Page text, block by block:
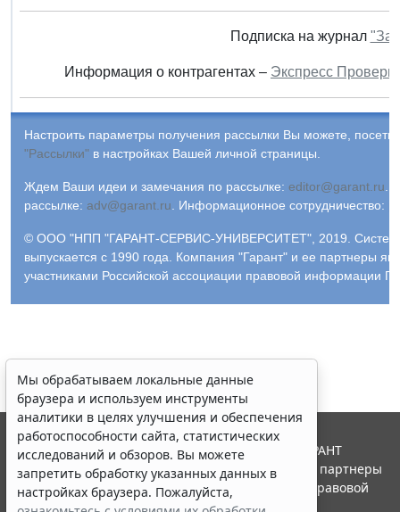
Подписка на журнал
Информация о контрагентах – Экспресс
Настроить параметры получения рассылки Вы можете,
"Рассылки" в настройках Вашей личной страницы.
Ждем Ваши идеи и замечания по рассылке: editor@garant.ru
рассылке: adv@garant.ru Информационное сотрудничество:
© ООО "НПП "ГАРАНТ-СЕРВИС-УНИВЕРСИТЕТ", 2019.
выпускается с 1990 года. Компания "Гарант" и ее партнеры
участниками Российской ассоциации правовой информации
Мы обрабатываем локальные данные
браузера и используем инструменты
аналитики в целях улучшения и обеспечения
работоспособности сайта, статистических
исследований и обзоров. Вы можете
запретить обработку указанных данных в
настройках браузера. Пожалуйста,
© ООО "НПП "ГАРАНТ-СЕРВИС", 2026. Система ГАРАНТ
выпускается с 1990 года. Компания "Гарант" и ее партнеры
являются участниками Российской ассоциации правовой
информации ГАРАНТ.